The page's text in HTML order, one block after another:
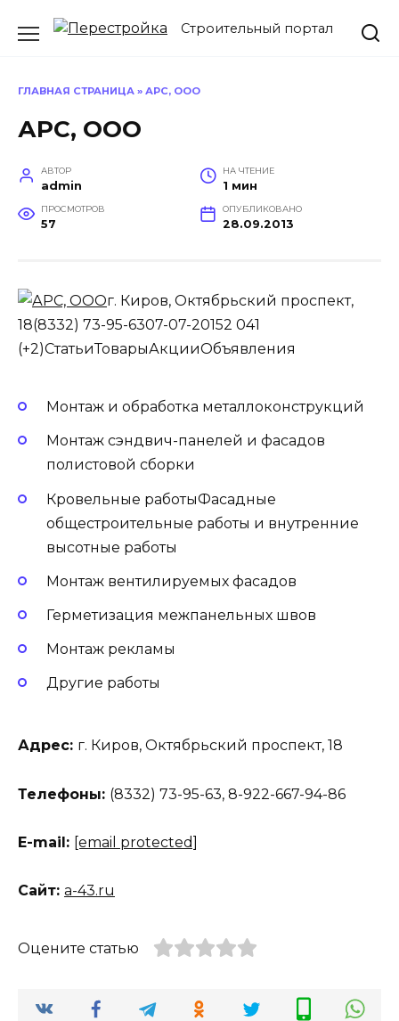
Строительный портал
ГЛАВНАЯ СТРАНИЦА » АРС, ООО
АРС, ООО
АВТОР
admin
НА ЧТЕНИЕ
1 мин
ПРОСМОТРОВ
57
ОПУБЛИКОВАНО
28.09.2013
г. Киров, Октябрьский проспект,
18(8332) 73-95-6307-07-20152 041
(+2)СтатьиТоварыАкцииОбъявления
Монтаж и обработка металлоконструкций
Монтаж сэндвич-панелей и фасадов
полистовой сборки
Кровельные работыФасадные
общестроительные работы и внутренние
высотные работы
Монтаж вентилируемых фасадов
Герметизация межпанельных швов
Монтаж рекламы
Другие работы
Адрес: г. Киров, Октябрьский проспект, 18
Телефоны: (8332) 73-95-63, 8-922-667-94-86
Е-mail: [email protected]
Сайт: a-43.ru
Оцените статью